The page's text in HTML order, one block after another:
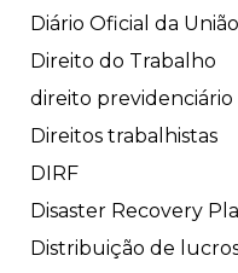
Diário Oficial da União
Direito do Trabalho
direito previdenciário
Direitos trabalhistas
DIRF
Disaster Recovery
Distribuição de